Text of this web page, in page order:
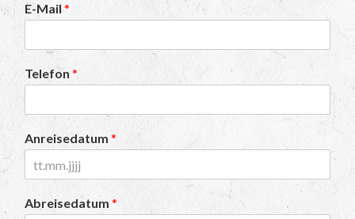
E-Mail*
Telefon *
Anreisedatum *
Abreisedatum *